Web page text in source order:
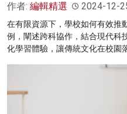
作者: 編輯精選 2024-12-
在有限資源下，學校如何有效推
例，闡述跨科協作，結合現代科
化學習體驗，讓傳統文化在校園